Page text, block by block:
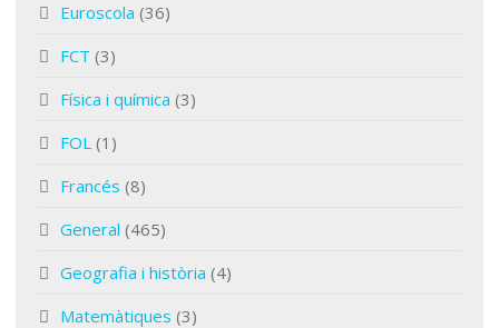
Euroscola (36)
FCT (3)
Física i química (3)
FOL (1)
Francés (8)
General (465)
Geografia i història (4)
Matemàtiques (3)